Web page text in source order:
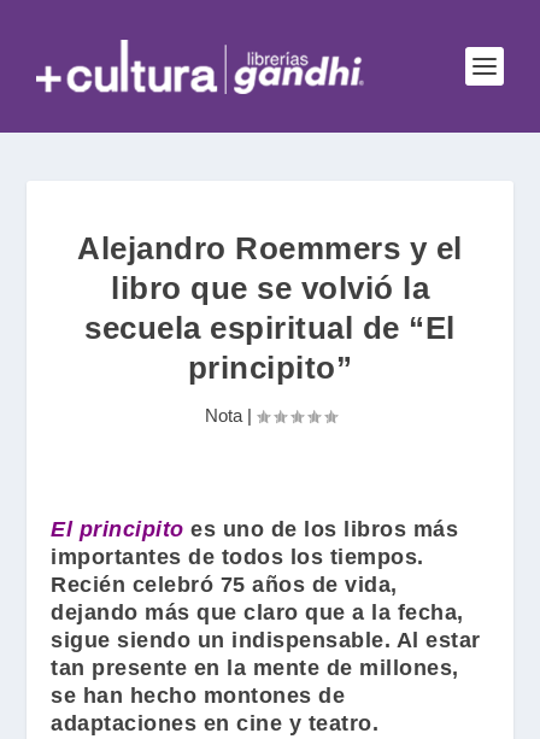
Alejandro Roemmers y el
libro que se volvió la
secuela espiritual de “El
principito”
Nota|
El principito es uno de los libros más
importantes de todos los tiempos.
Recién celebró 75 años de vida,
dejando más que claro que a la fecha,
sigue siendo un indispensable. Al estar
tan presente en la mente de millones,
se han hecho montones de
adaptaciones en cine y teatro.